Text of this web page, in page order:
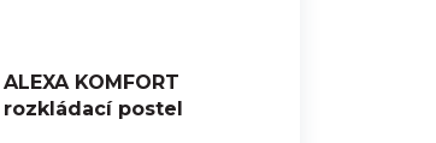
ALEXA KOMFORT
rozkládací postel